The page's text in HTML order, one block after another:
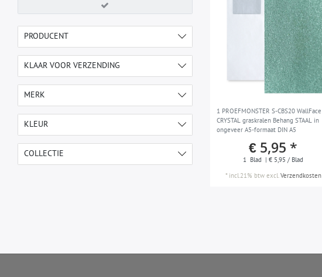
PRODUCENT
e-DELUX
KLAAR VOOR VERZENDING
1-2 werkdagen
MERK
Wallface
KLEUR
beige
blauw
COLLECTIE
1 PROEFMONSTER S-CBS20 WallFace
CRYSTAL graskralen Behang STAAL in
ongeveer A5-formaat DIN A5
€ 5,95 *
1 Blad | € 5,95 / Blad
* incl.21% btwexcl.Verzendkosten